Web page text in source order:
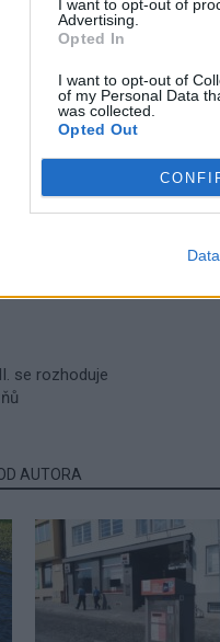
I want to opt-out of
Advertising.
Opted In
I want to opt-out of
of my Personal Data
was collected.
Opted Out
Jan Slaba klíče nález
ztráta
se rozhoduje
AUTORA